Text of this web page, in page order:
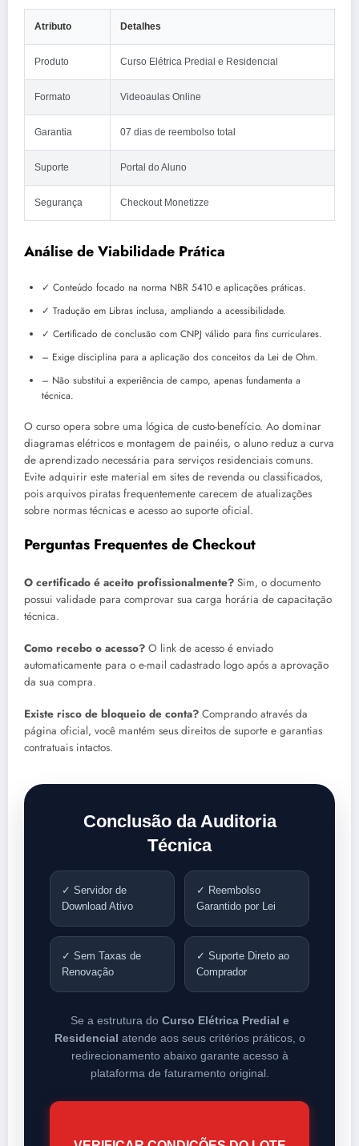
Atributo Detalhes
Produto Curso Elétrica Predial e Residencial
Formato Videoaulas Online
Garantia 07 dias de reembolso total
Suporte Portal do Aluno
Segurança Checkout Monetizze
Análise de Viabilidade Prática
✓ Conteúdo focado na norma NBR 5410 e aplicações práticas.
✓ Tradução em Libras inclusa, ampliando a acessibilidade.
✓ Certificado de conclusão com CNPJ válido para fins curriculares.
– Exige disciplina para a aplicação dos conceitos da Lei de Ohm.
– Não substitui a experiência de campo, apenas fundamenta a
técnica.
O curso opera sobre uma lógica de custo-benefício. Ao dominar
diagramas elétricos e montagem de painéis, o aluno reduz a curva
de aprendizado necessária para serviços residenciais comuns.
Evite adquirir este material em sites de revenda ou classificados,
pois arquivos piratas frequentemente carecem de atualizações
sobre normas técnicas e acesso ao suporte oficial.
Perguntas Frequentes de Checkout
O certificado é aceito profissionalmente? Sim, o documento
possui validade para comprovar sua carga horária de capacitação
técnica.
Como recebo o acesso? O link de acesso é enviado
automaticamente para o e-mail cadastrado logo após a aprovação
da sua compra.
Existe risco de bloqueio de conta? Comprando através da
página oficial, você mantém seus direitos de suporte e garantias
contratuais intactos.
Conclusão da Auditoria
Técnica
✓ Servidor de
Download Ativo
✓ Reembolso
Garantido por Lei
✓ Sem Taxas de
Renovação
✓ Suporte Direto ao
Comprador
Se a estrutura do Curso Elétrica Predial e
Residencial atende aos seus critérios práticos, o
redirecionamento abaixo garante acesso à
plataforma de faturamento original.